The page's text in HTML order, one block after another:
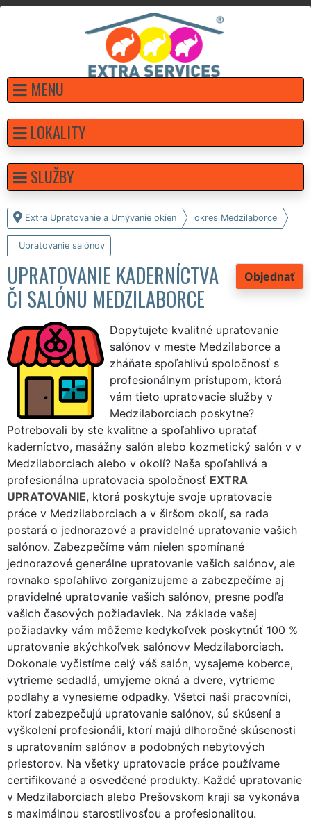
MENU
Extra Upratovanie a Umývanie okien okres Medzilaborce
Upratovanie salónov
Objednať
UPRATOVANIE KADERNÍCTVA
ČI SALÓNU MEDZILABORCE
Dopytujete kvalitné upratovanie
salónov v meste Medzilaborce a
zháňate spoľahlivú spoločnosť s
profesionálnym prístupom, ktorá
vám tieto upratovacie služby v
Medzilaborciach poskytne?
Potrebovali by ste kvalitne a spoľahlivo upratať
kaderníctvo, masážny salón alebo kozmetický salón v v
Medzilaborciach alebo v okolí? Naša spoľahlivá a
profesionálna upratovacia spoločnosť EXTRA
UPRATOVANIE, ktorá poskytuje svoje upratovacie
práce v Medzilaborciach a v širšom okolí, sa rada
postará o jednorazové a pravidelné upratovanie vašich
salónov. Zabezpečíme vám nielen spomínané
jednorazové generálne upratovanie vašich salónov, ale
rovnako spoľahlivo zorganizujeme a zabezpečíme aj
pravidelné upratovanie vašich salónov, presne podľa
vašich časových požiadaviek. Na základe vašej
požiadavky vám môžeme kedykoľvek poskytnúť 100 %
upratovanie akýchkoľvek salónovv Medzilaborciach.
Dokonale vyčistíme celý váš salón, vysajeme koberce,
vytrieme sedadlá, umyjeme okná a dvere, vytrieme
podlahy a vynesieme odpadky. Všetci naši pracovníci,
ktorí zabezpečujú upratovanie salónov, sú skúsení a
vyškolení profesionáli, ktorí majú dlhoročné skúsenosti
s upratovaním salónov a podobných nebytových
priestorov. Na všetky upratovacie práce používame
certifikované a osvedčené produkty. Každé upratovanie
v Medzilaborciach alebo Prešovskom kraji sa vykonáva
s maximálnou starostlivosťou a profesionalitou.
LOKALITY
SLUŽBY